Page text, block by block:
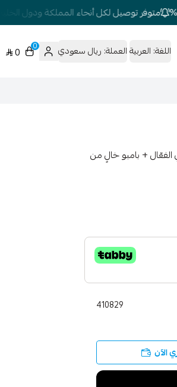
متوفر توصيل لكل أنحاء المملكة ودول الخليج
اللغة: العربيةالعملة: ريال سعودي 0
0
الحقيقي الفعّال + بامبو خالٍ من
410829
الآن